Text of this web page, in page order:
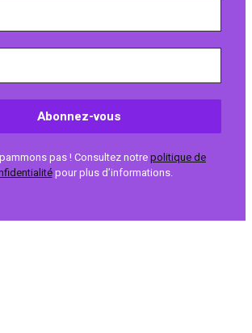
pas ! Consultez notrepolitique de
pour plus d’informations.